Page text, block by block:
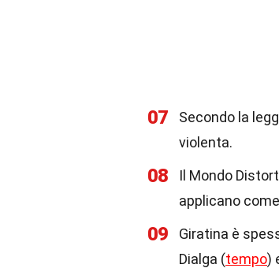
07 Secondo la
violenta.
08
Il Mondo
applicano
09
Giratina è
Dialga (tempo)